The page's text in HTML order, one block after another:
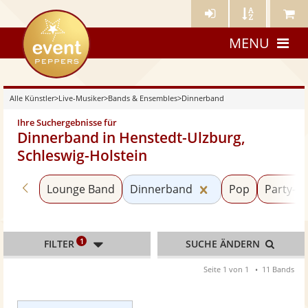
Künstler- Künstler Meine
eventpeppers
MENU
Alle Künstler>Live-Musiker>Bands & Ensembles>Dinnerband
Ihre Suchergebnisse für
Dinnerband in Henstedt-Ulzburg,
Schleswig-Holstein
Zurück zu «Bands & Ensembles»
Lounge Band Dinnerband Kategorie
Pop Party-
FILTER 1 SUCHE ÄNDERN
Seite 1 von 1 11 Bands